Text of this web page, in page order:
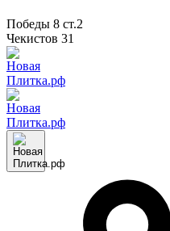
Победы 8 ст.2
Чекистов 31